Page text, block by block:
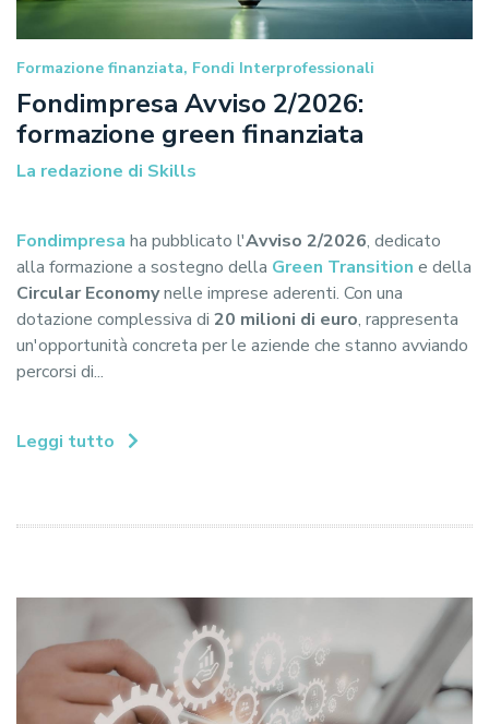
Formazione finanziata, Fondi Interprofessionali
Fondimpresa Avviso 2/2026:
formazione green finanziata
La redazione di Skills
Fondimpresa ha pubblicato l'Avviso 2/2026, dedicato
alla formazione a sostegno della Green Transition e della
Circular Economynelle imprese aderenti. Con una
dotazione complessiva di 20 milioni di euro, rappresenta
un'opportunità concreta per le aziende che stanno avviando
percorsi di...
Leggi tutto